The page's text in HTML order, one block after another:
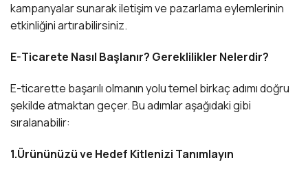
kampanyalar sunarak iletişim ve pazarlama eylemlerinin
etkinliğini artırabilirsiniz.
E-Ticarete Nasıl Başlanır? Gereklilikler Nelerdir?
E-ticarette başarılı olmanın yolu temel birkaç adımı doğru
şekilde atmaktan geçer. Bu adımlar aşağıdaki gibi
sıralanabilir:
1.Ürününüzü ve Hedef Kitlenizi Tanımlayın